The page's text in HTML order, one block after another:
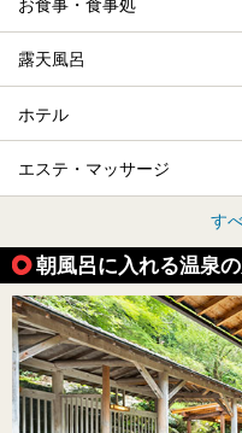
お食事・食事処
露天風呂
ホテル
エステ・マッサージ
す
朝風呂に入れる温泉